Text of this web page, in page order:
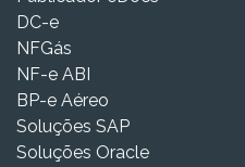
DC-e
NFGás
NF-e ABI
BP-e Aéreo
Soluções SAP
Soluções Oracle